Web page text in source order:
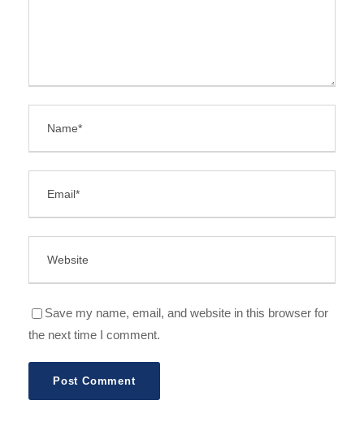
Save my name, email, and website in this browser for
the next time I comment.